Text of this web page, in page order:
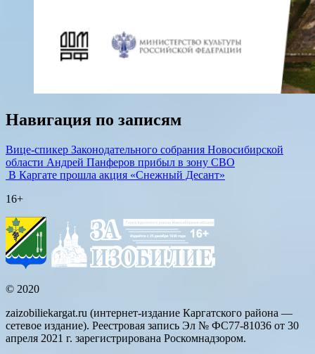
Навигация по записям
Вице-спикер Законодательного собрания Новосибирской
области Андрей Панферов прибыл в зону СВО
В Каргате прошла акция «Снежный Десант»
16+
© 2020
zaizobiliekargat.ru (интернет-издание Каргатского района —
сетевое издание). Реестровая запись Эл № ФС77-81036 от 30
апреля 2021 г. зарегистрирована Роскомнадзором.